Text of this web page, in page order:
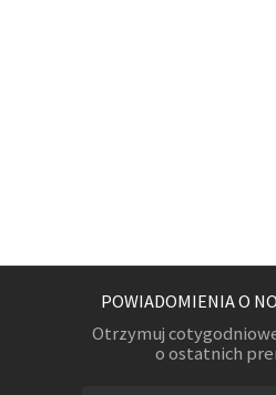
POWIADOMIENIA O
Otrzymuj
o ostatnich